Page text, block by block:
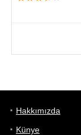
Hakkımızda
Künye